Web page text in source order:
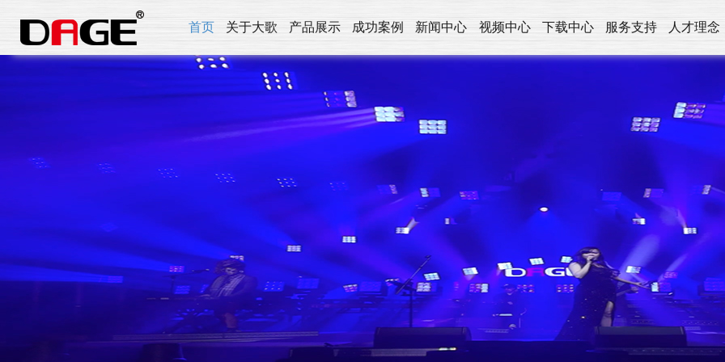
首页 关于大歌 产品展示 成功案例 新闻中心 视频中心 下载中心 服务支持 人才理念